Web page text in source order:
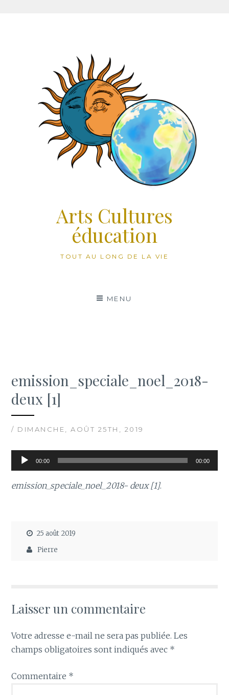
Arts Cultures
éducation
TOUT AU LONG DE LA VIE
MENU
emission_speciale_noel_2018-
deux [1]
/ DIMANCHE, AOÛT 25TH, 2019
Lecteur
audio
00:00 00:00
emission_speciale_noel_2018- deux [1].
25 août 2019
Pierre
Laisser un commentaire
Votre adresse e-mail ne sera pas publiée. Les
champs obligatoires sont indiqués avec *
Commentaire *